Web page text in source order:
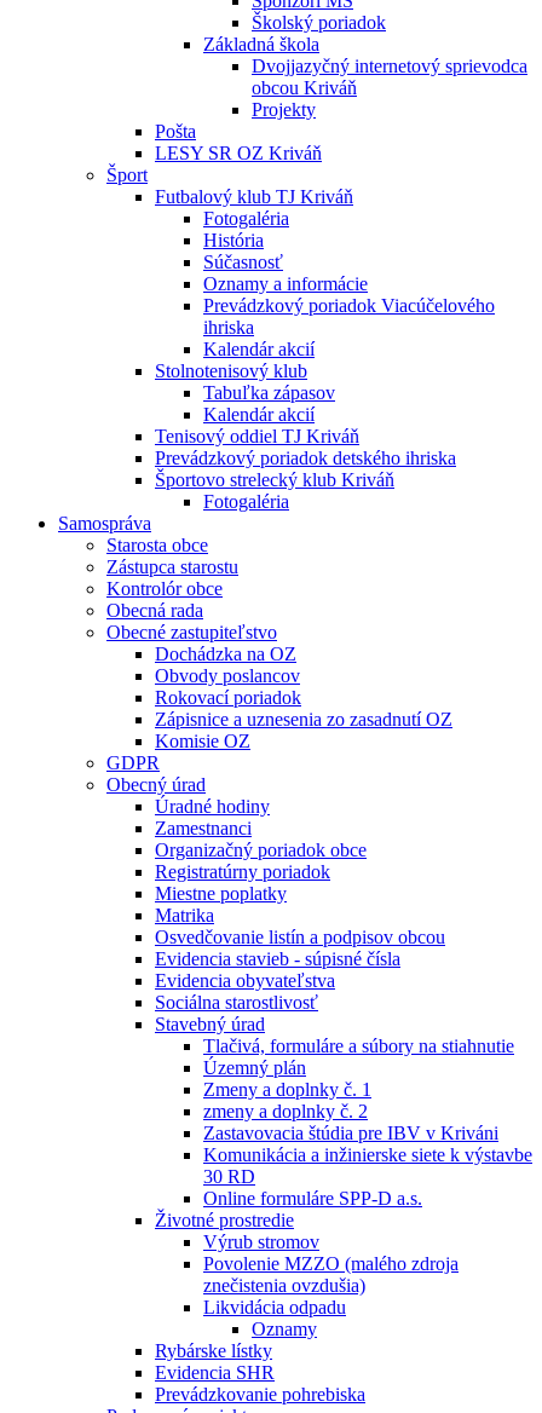
Školský poriadok
Základná škola
Dvojjazyčný internetový sprievodca
obcou Kriváň
Projekty
Pošta
LESY SR OZ Kriváň
Šport
Futbalový klub TJ Kriváň
Fotogaléria
História
Súčasnosť
Oznamy a informácie
Prevádzkový poriadok Viacúčelového
ihriska
Kalendár akcií
Stolnotenisový klub
Tabuľka zápasov
Kalendár akcií
Tenisový oddiel TJ Kriváň
Prevádzkový poriadok detského ihriska
Športovo strelecký klub Kriváň
Fotogaléria
Samospráva
Starosta obce
Zástupca starostu
Kontrolór obce
Obecná rada
Obecné zastupiteľstvo
Dochádzka na OZ
Obvody poslancov
Rokovací poriadok
Zápisnice a uznesenia zo zasadnutí OZ
Komisie OZ
GDPR
Obecný úrad
Úradné hodiny
Zamestnanci
Organizačný poriadok obce
Registratúrny poriadok
Miestne poplatky
Matrika
Osvedčovanie listín a podpisov obcou
Evidencia stavieb - súpisné čísla
Evidencia obyvateľstva
Sociálna starostlivosť
Stavebný úrad
Tlačivá, formuláre a súbory na stiahnutie
Územný plán
Zmeny a doplnky č. 1
zmeny a doplnky č. 2
Zastavovacia štúdia pre IBV v Kriváni
Komunikácia a inžinierske siete k výstavbe
30 RD
Online formuláre SPP-D a.s.
Životné prostredie
Výrub stromov
Povolenie MZZO (malého zdroja
znečistenia ovzdušia)
Likvidácia odpadu
Oznamy
Rybárske lístky
Evidencia SHR
Prevádzkovanie pohrebiska